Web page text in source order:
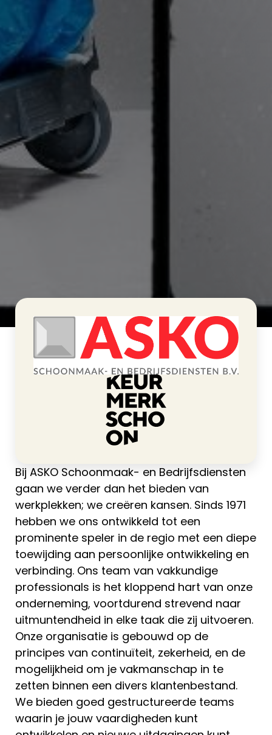
Home>ASKO Schoonmaak- en Bedrijfsdiensten
Bij ASKO Schoonmaak- en Bedrijfsdiensten
gaan we verder dan het bieden van
werkplekken; we creëren kansen. Sinds 1971
hebben we ons ontwikkeld tot een
prominente speler in de regio met een diepe
toewijding aan persoonlijke ontwikkeling en
verbinding. Ons team van vakkundige
professionals is het kloppend hart van onze
onderneming, voortdurend strevend naar
uitmuntendheid in elke taak die zij uitvoeren.
Onze organisatie is gebouwd op de
principes van continuïteit, zekerheid, en de
mogelijkheid om je vakmanschap in te
zetten binnen een divers klantenbestand.
We bieden goed gestructureerde teams
waarin je jouw vaardigheden kunt